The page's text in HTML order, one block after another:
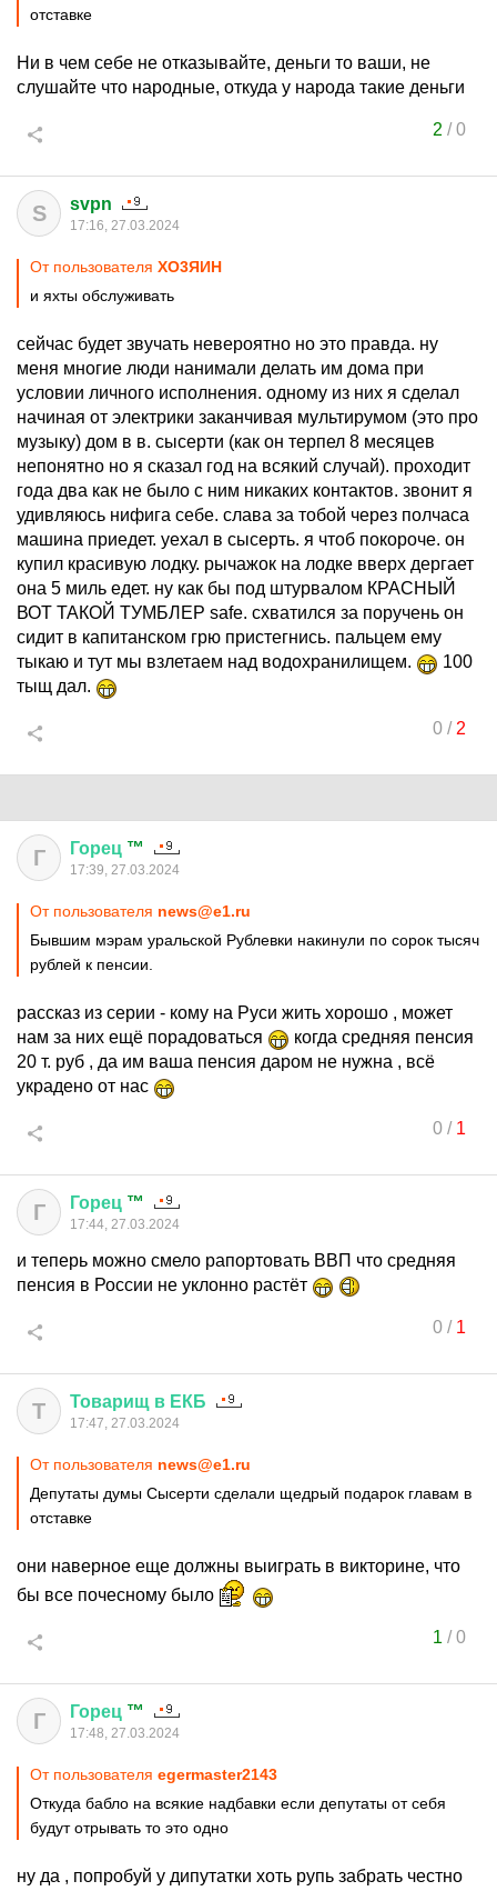
отставке
Ни в чем себе не отказывайте, деньги то ваши, не
слушайте что народные, откуда у народа такие деньги
2 /0
S svpn
17:16, 27.03.2024
От пользователя XО3ЯИH
и яхты обслуживать
сейчас будет звучать невероятно но это правда. ну
меня многие люди нанимали делать им дома при
условии личного исполнения. одному из них я сделал
начиная от электрики заканчивая мультирумом (это про
музыку) дом в в. сысерти (как он терпел 8 месяцев
непонятно но я сказал год на всякий случай). проходит
года два как не было с ним никаких контактов. звонит я
удивляюсь нифига себе. слава за тобой через полчаса
машина приедет. уехал в сысерть. я чтоб покороче. он
купил красивую лодку. рычажок на лодке вверх дергает
она 5 миль едет. ну как бы под штурвалом КРАСНЫЙ
ВОТ ТАКОЙ ТУМБЛЕР safe. схватился за поручень он
сидит в капитанском грю пристегнись. пальцем ему
тыкаю и тут мы взлетаем над водохранилищем.
100
тыщ дал.
0/ 2
Г Горец ™
17:39, 27.03.2024
От пользователя news@e1.ru
Бывшим мэрам уральской Рублевки накинули по сорок тысяч
рублей к пенсии.
рассказ из серии - кому на Руси жить хорошо , может
нам за них ещё порадоваться
когда средняя пенсия
20 т. руб , да им ваша пенсия даром не нужна , всё
украдено от нас
0/ 1
Г Горец ™
17:44, 27.03.2024
и теперь можно смело рапортовать ВВП что средняя
пенсия в России не уклонно растёт
0/ 1
Т Товарищ в ЕКБ
17:47, 27.03.2024
От пользователя news@e1.ru
Депутаты думы Сысерти сделали щедрый подарок главам в
отставке
они наверное еще должны выиграть в викторине, что
бы все почесному было
1 /0
Г Горец ™
17:48, 27.03.2024
От пользователя egermaster2143
Откуда бабло на всякие надбавки если депутаты от себя
будут отрывать то это одно
ну да , попробуй у дипутатки хоть рупь забрать честно